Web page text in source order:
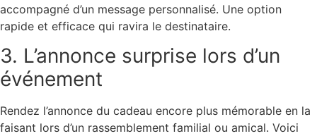
accompagné d’un message personnalisé. Une option
rapide et efficace qui ravira le destinataire.
3. L’annonce surprise lors d’un
événement
Rendez l’annonce du cadeau encore plus mémorable en la
faisant lors d’un rassemblement familial ou amical. Voici